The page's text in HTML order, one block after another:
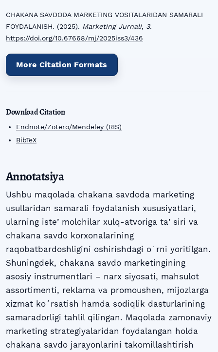
CHAKANA SAVDODA MARKETING VOSITALARIDAN SAMARALI
FOYDALANISH. (2025). Marketing Jurnali, 3.
https://doi.org/10.67668/mj/2025iss3/436
More Citation Formats
Download Citation
Endnote/Zotero/Mendeley (RIS)
BibTeX
Annotatsiya
Ushbu maqolada chakana savdoda marketing
usullaridan samarali foydalanish xususiyatlari,
ularning isteʼmolchilar xulq-atvoriga taʼsiri va
chakana savdo korxonalarining
raqobatbardoshligini oshirishdagi oʻrni yoritilgan.
Shuningdek, chakana savdo marketingining
asosiy instrumentlari – narx siyosati, mahsulot
assortimenti, reklama va promoushen, mijozlarga
xizmat koʻrsatish hamda sodiqlik dasturlarining
samaradorligi tahlil qilingan. Maqolada zamonaviy
marketing strategiyalaridan foydalangan holda
chakana savdo jarayonlarini takomillashtirish